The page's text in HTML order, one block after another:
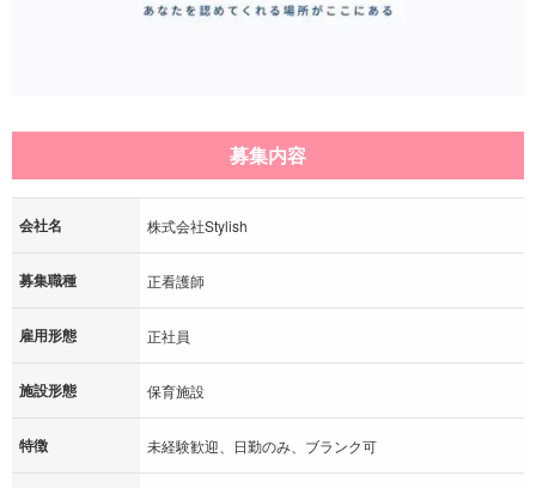
募集内容
会社名 株式会社Stylish
募集職種 正看護師
雇用形態 正社員
施設形態 保育施設
特徴 未経験歓迎、日勤のみ、ブランク可